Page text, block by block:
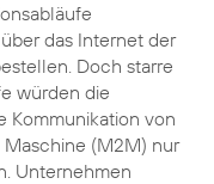
das Internet der
Doch starre
würden die
Kommunikation von
Maschine (M2M) nur
Unternehmen